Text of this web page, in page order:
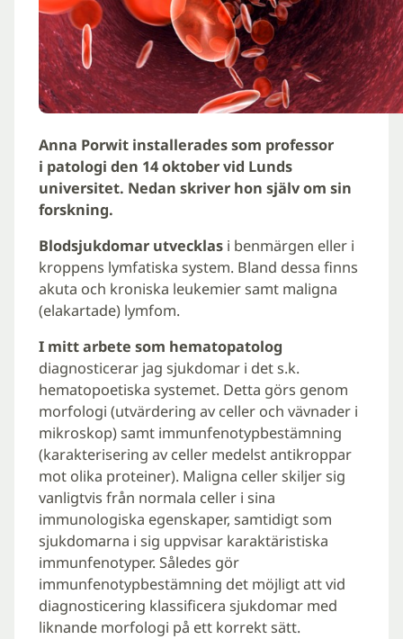
Anna Porwit installerades som professor
i patologi den 14 oktober vid Lunds
universitet. Nedan skriver hon själv om sin
forskning.
Blodsjukdomar utvecklasi benmärgen eller i
kroppens lymfatiska system. Bland dessa finns
akuta och kroniska leukemier samt maligna
(elakartade) lymfom.
I mitt arbete som hematopatolog
diagnosticerar jag sjukdomar i det s.k.
hematopoetiska systemet. Detta görs genom
morfologi (utvärdering av celler och vävnader i
mikroskop) samt immunfenotypbestämning
(karakterisering av celler medelst antikroppar
mot olika proteiner). Maligna celler skiljer sig
vanligtvis från normala celler i sina
immunologiska egenskaper, samtidigt som
sjukdomarna i sig uppvisar karaktäristiska
immunfenotyper. Således gör
immunfenotypbestämning det möjligt att vid
diagnosticering klassificera sjukdomar med
liknande morfologi på ett korrekt sätt.